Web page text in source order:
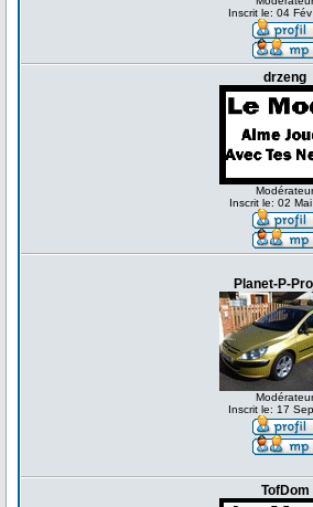
Inscrit le: 04
drzeng
Modérateur
Inscrit le: 02
Planet-P-
Modérateur
Inscrit le: 17
TofDom